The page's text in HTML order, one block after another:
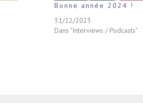
Bonne année 2024 !
31/12/2023
Dans "Interviews / Podcasts"